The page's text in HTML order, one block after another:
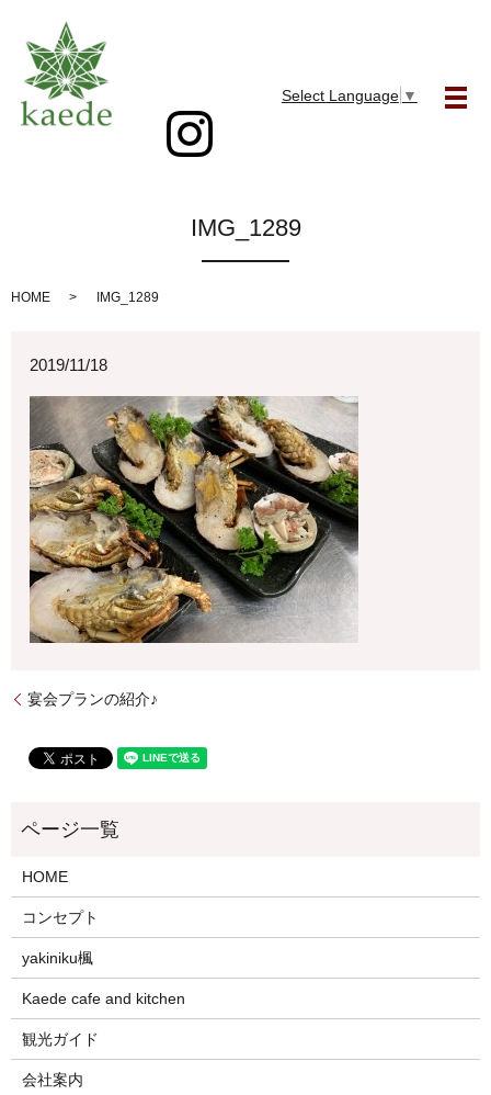
Select Language ▼
メ
IMG_1289
HOME IMG_1289
2019/11/18
宴会プランの紹介♪
HOME
コンセプト
yakiniku楓
Kaede cafe and kitchen
観光ガイド
会社案内